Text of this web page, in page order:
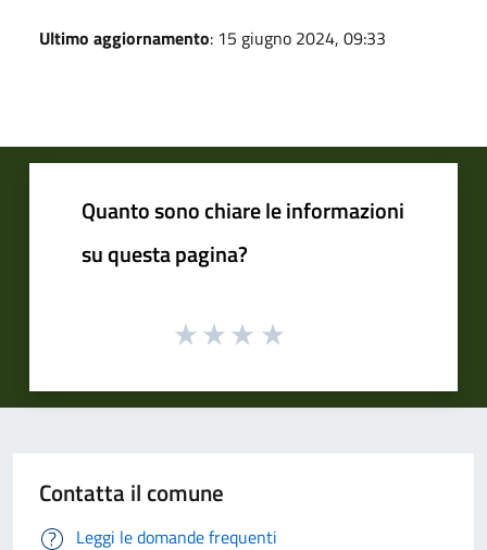
Ultimo aggiornamento: 15 giugno 2024, 09:33
Quanto sono chiare le informazioni
su questa pagina?
Contatta il comune
Leggi le domande frequenti